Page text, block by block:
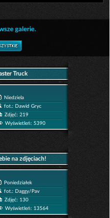
galerie.
Truck
Niedziela
fot.: Dawid Gryc
Zdjęć: 219
Wyświetleń: 5390
na zdjęciach!
Poniedziałek
fot.: Daggy/Pav
Zdjęć: 130
Wyświetleń: 13564